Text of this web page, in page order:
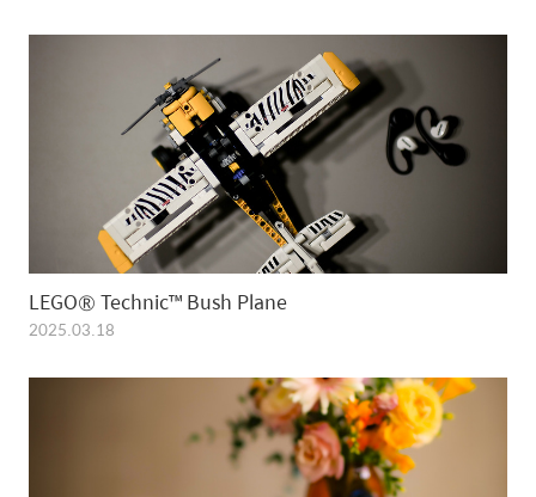
LEGO® Technic™ Bush Plane
2025.03.18